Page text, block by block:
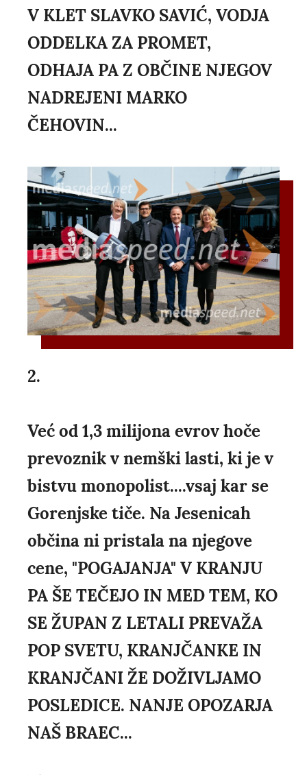
V KLET SLAVKO SAVIĆ, VODJA
ODDELKA ZA PROMET,
ODHAJA PA Z OBČINE NJEGOV
NADREJENI MARKO
ČEHOVIN...
2.
Već od 1,3 milijona evrov hoče
prevoznik v nemški lasti, ki je v
bistvu monopolist....vsaj kar se
Gorenjske tiče. Na Jesenicah
občina ni pristala na njegove
cene, "POGAJANJA" V KRANJU
PA ŠE TEČEJO IN MED TEM, KO
SE ŽUPAN Z LETALI PREVAŽA
POP SVETU, KRANJČANKE IN
KRANJČANI ŽE DOŽIVLJAMO
POSLEDICE. NANJE OPOZARJA
NAŠ BRAEC...